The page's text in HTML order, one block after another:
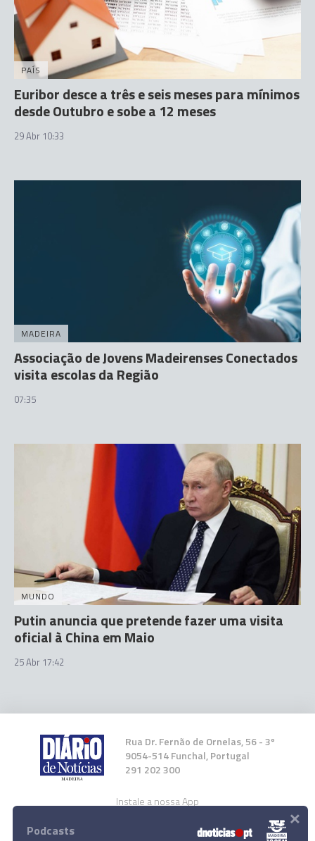
PAÍS
Euribor desce a três e seis meses para mínimos
desde Outubro e sobe a 12 meses
29 Abr 10:33
MADEIRA
Associação de Jovens Madeirenses Conectados
visita escolas da Região
07:35
MUNDO
Putin anuncia que pretende fazer uma visita
oficial à China em Maio
25 Abr 17:42
Rua Dr. Fernão de Ornelas, 56 - 3º
9054-514 Funchal, Portugal
291 202 300
Instale a nossa App
Podcasts ×